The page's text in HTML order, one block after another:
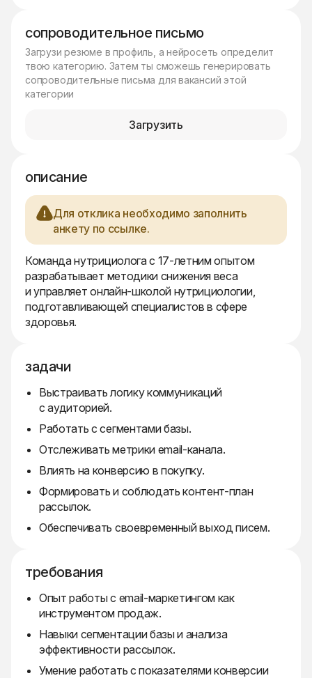
сопроводительное письмо
Загрузи резюме в профиль, а нейросеть определит
твою категорию. Затем ты сможешь генерировать
сопроводительные письма для вакансий этой
категории
Загрузить
описание
Для отклика необходимо заполнить
анкету по ссылке.
Команда нутрициолога с 17-летним опытом
разрабатывает методики снижения веса
и управляет онлайн-школой нутрициологии,
подготавливающей специалистов в сфере
здоровья.
задачи
Выстраивать логику коммуникаций
с аудиторией.
Работать с сегментами базы.
Отслеживать метрики email-канала.
Влиять на конверсию в покупку.
Формировать и соблюдать контент-план
рассылок.
Обеспечивать своевременный выход писем.
требования
Опыт работы с email-маркетингом как
инструментом продаж.
Навыки сегментации базы и анализа
эффективности рассылок.
Умение работать с показателями конверсии